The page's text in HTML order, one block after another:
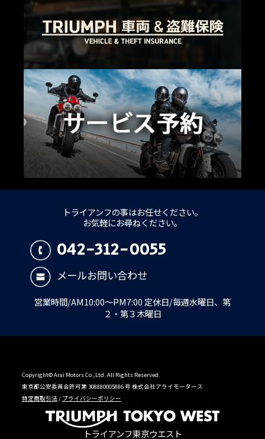
トライアンフの事はお任せください。
お気軽にお尋ねください。
042-312-0055
メールお問い合わせ
営業時間/AM10:00～PM7:00 定休日/毎週水曜日、第
２・第３木曜日
Copyright© Arai Motors Co.,Ltd. All Rights Reserved.
東京都公安委員会許可第 308880005886 号 株式会社アライモータース
特定商取引法/ プライバシーポリシー
トライアンフ東京ウエスト